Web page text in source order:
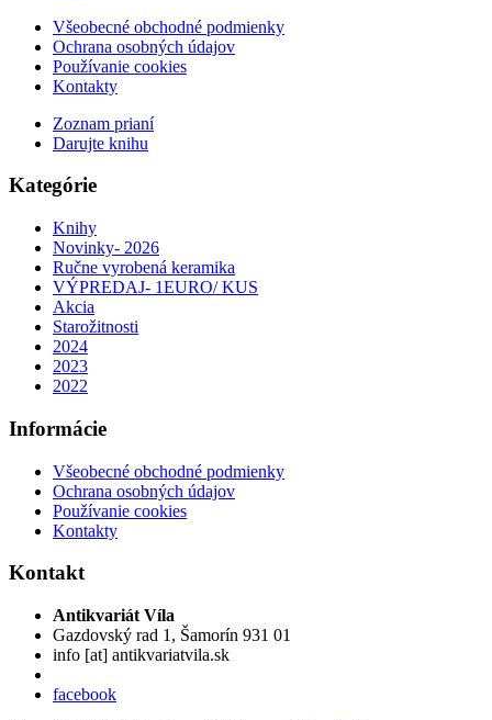
Všeobecné obchodné podmienky
Ochrana osobných údajov
Používanie cookies
Kontakty
Zoznam prianí
Darujte knihu
Kategórie
Knihy
Novinky- 2026
Ručne vyrobená keramika
VÝPREDAJ- 1EURO/ KUS
Akcia
Starožitnosti
2024
2023
2022
Informácie
Všeobecné obchodné podmienky
Ochrana osobných údajov
Používanie cookies
Kontakty
Kontakt
Antikvariát Víla
Gazdovský rad 1, Šamorín 931 01
info [at] antikvariatvila.sk
facebook